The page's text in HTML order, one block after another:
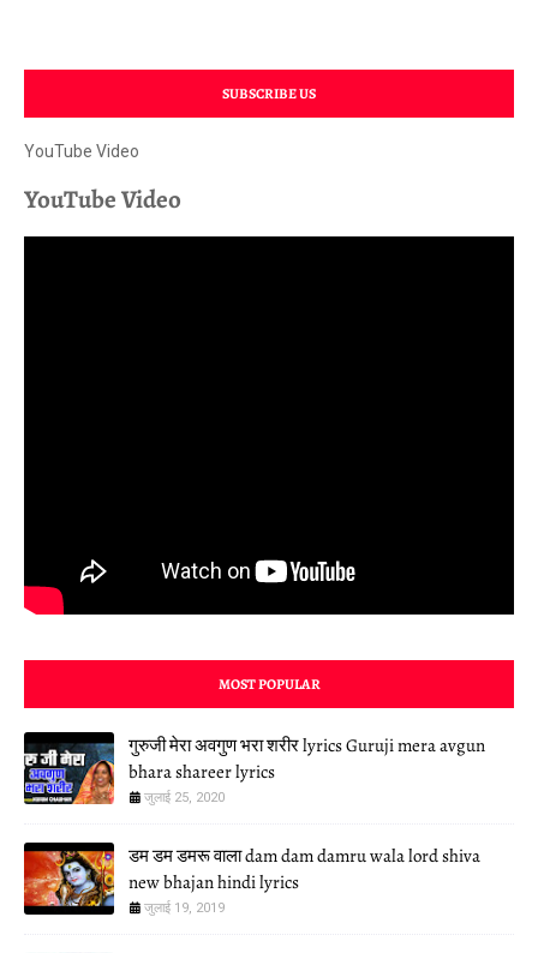
SUBSCRIBE US
YouTube Video
YouTube Video
MOST POPULAR
गुरुजी मेरा अवगुण भरा शरीर lyrics Guruji mera avgun
bhara shareer lyrics
जुलाई 25, 2020
डम डम डमरू वाला dam dam damru wala lord shiva
new bhajan hindi lyrics
जुलाई 19, 2019